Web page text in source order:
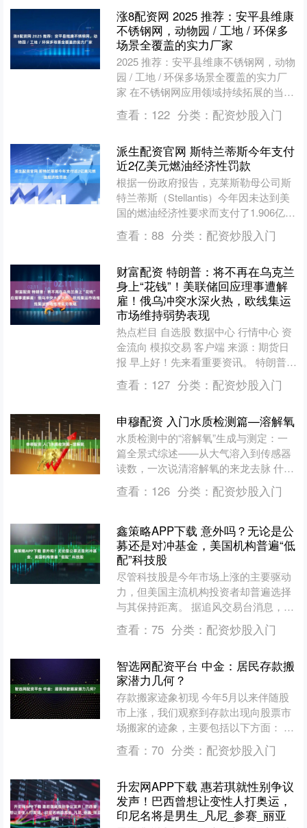
涨8配资网 2025 推荐：安平县维康
不锈钢网，动物园 / 工地 / 环保多
场景全覆盖的实力厂家
2025 推荐：安平县维康不锈钢网，动物
园 / 工地 / 环保多场景全覆盖的实力厂
家 在不锈钢网应用领域持续拓展的当
下，安平县维康不锈钢网厂家以其多元
化的产品矩....
查看： 122 分类： 配资炒股入门
派生配资官网 斯特兰蒂斯今年支付
近2亿美元燃油经济性罚款
根据一份政府报告，克莱斯勒母公司斯
特兰蒂斯（Stellantis）今年因未达到美
国的燃油经济性要求而支付了1.906亿美
元的罚款。 美国国家公路交通安全管理
局（....
查看： 88 分类： 配资炒股入门
财富配资 特朗普：将不再在乌克兰
身上“花钱”！美联储回应理事遭解
雇！俄乌冲突水深火热，欧线集运
市场维持弱势表现
热点栏目 自选股 数据中心 行情中心 资
金流向 模拟交易 客户端 来源：期货日
报 早上好！先来看重要资讯。 特朗普：
美国被“剥削”，将不再直接资助乌克兰
据央视....
查看： 127 分类： 配资炒股入门
申穆配资 入门水质检测篇—溶解氧
水质检测中的“溶解氧”生成与测定：一
篇全景式综述——从大气溶入到传感器
读数，一次说清溶解氧的来龙去脉 什么
是“溶解氧”溶解氧（Dissolved
Oxygen,....
查看： 126 分类： 配资炒股入门
鑫策略APP下载 意外吗？无论是公
募还是对冲基金，美国机构普遍“低
配”科技股
尽管科技股是今年市场上涨的主要驱动
力，但美国主流机构投资者却普遍选择
与其保持距离。 据追风交易台消息，高
盛分析师Sean Watkin最新报告显示，二
季度，美国....
查看： 75 分类： 配资炒股入门
智选网配资平台 中金：居民存款搬
家潜力几何？
存款搬家迹象初现 今年5月以来伴随股
市上涨，我们观察到存款出现向股票市
场搬家的迹象，主要包括以下方面： 1.
存款活化，定期化趋势出现拐点。7月
M1同比增长5....
查看： 70 分类： 配资炒股入门
升宏网APP下载 惠若琪就性别争议
发声！巴西曾想让变性人打奥运，
印尼名将是男生_凡尼_参赛_丽亚